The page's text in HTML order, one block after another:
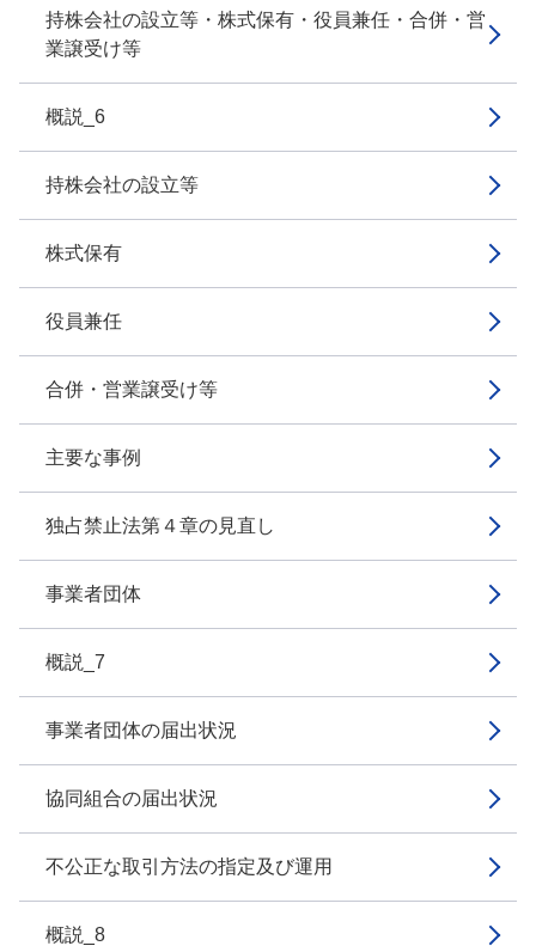
持株会社の設立等・株式保有・役員兼任・合併・営
業譲受け等
概説_6
持株会社の設立等
株式保有
役員兼任
合併・営業譲受け等
主要な事例
独占禁止法第４章の見直し
事業者団体
概説_7
事業者団体の届出状況
協同組合の届出状況
不公正な取引方法の指定及び運用
概説_8